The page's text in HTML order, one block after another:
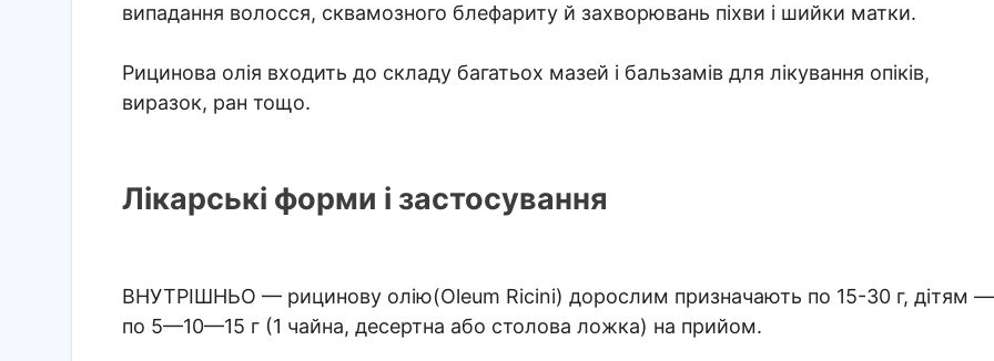
випадання волосся, сквамозного блефариту й захворювань піхви і шийки матки.
Рицинова олія входить до складу багатьох мазей і бальзамів для лікування опіків,
виразок, ран тощо.
Лікарські форми і застосування
ВНУТРІШНЬО — рицинову олію(Oleum Ricini) дорослим призначають по 15-30 г, дітям —
по 5—10—15 г (1 чайна, десертна або столова ложка) на прийом.